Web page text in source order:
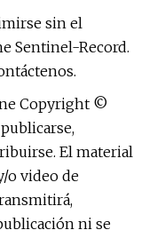
sin el
Sentinel-Record.
Copyright ©
El material
o video de
ni se